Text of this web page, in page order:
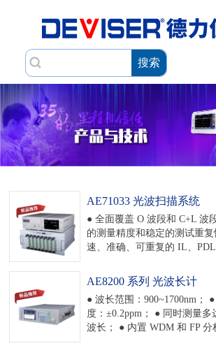
搜索
AE71033 光波扫描系统
● 全面覆盖 O 波段和 C+L 波
的测量精度和稳定的测试重
速、准确、可重复的 IL、
插拔的模块，最多实现 370 路
丰富的远程控制功能，灵活的
能； ● 齐全的用户数据接口，
以太网、USB、GP-IB 等。
AE8200 系列 光波长计
● 波长范围：900~1700nm；
度：±0.2ppm； ● 同时测量多
波长； ● 内置 WDM 和 FP 分